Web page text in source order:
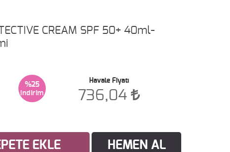
CREAM SPF 50+ 40ml-
%25
Havale Fiyatı
736,04
EKLE HEMEN AL